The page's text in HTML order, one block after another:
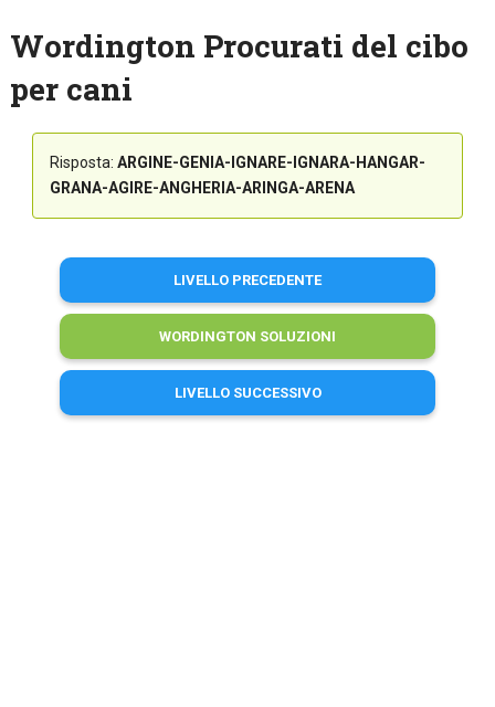
Wordington Procurati del cibo
per cani
Risposta: ARGINE-GENIA-IGNARE-IGNARA-HANGAR-
GRANA-AGIRE-ANGHERIA-ARINGA-ARENA
LIVELLO PRECEDENTE
WORDINGTON SOLUZIONI
LIVELLO SUCCESSIVO